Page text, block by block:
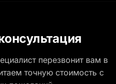
перезвонит вам в
точную стоимость с